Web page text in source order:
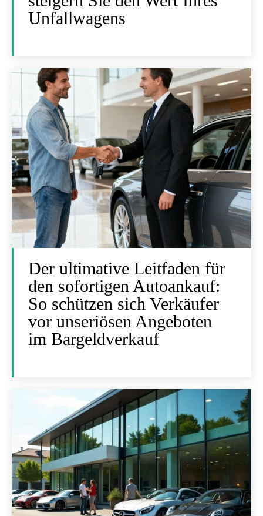
Unfallwagens
Der ultimative Leitfaden für
den sofortigen Autoankauf:
So schützen sich Verkäufer
vor unseriösen Angeboten
im Bargeldverkauf